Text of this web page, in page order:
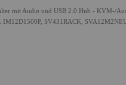
mit Audio und USB 2.0 Hub - KVM-/
SV431RACK,